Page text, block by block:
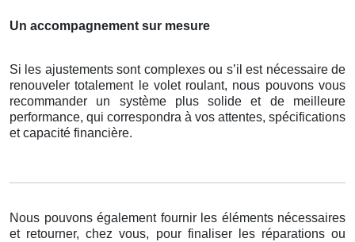
Un accompagnement sur mesure
Si les ajustements sont complexes ou s’il est nécessaire de
renouveler totalement le volet roulant, nous pouvons vous
recommander un système plus solide et de meilleure
performance, qui correspondra à vos attentes, spécifications
et capacité financière.
Nous pouvons également fournir les éléments nécessaires
et retourner, chez vous, pour finaliser les réparations ou